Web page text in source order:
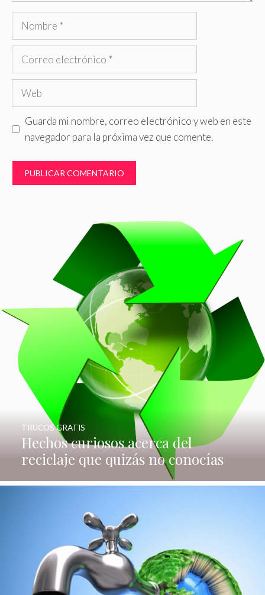
Nombre
Correo
Web
Guarda mi nombre, correo electrónico y web en este
navegador para la próxima vez que comente.
Hechos curiosos acerca del
reciclaje que quizás no conocías
TRUCOS GRATIS